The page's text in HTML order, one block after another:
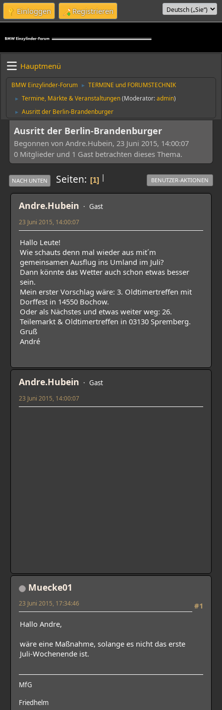
Einloggen Registrieren
Hauptmenü
BMW Einzylinder-Forum ► TERMINE und FORUMSTECHNIK
► Termine, Märkte & Veranstaltungen(Moderator:admin)
► Ausritt der Berlin-Brandenburger
Ausritt der Berlin-Brandenburger
Begonnen von Andre.Hubein, 23 Juni 2015, 14:00:07
0 Mitglieder und 1 Gast betrachten dieses Thema.
|
NACH UNTEN Seiten 1 BENUTZER-AKTIONEN
Andre.Hubein Gast
23 Juni 2015, 14:00:07
Hallo Leute!
Wie schauts denn mal wieder aus mit´m
gemeinsamen Ausflug ins Umland im Juli?
Dann könnte das Wetter auch schon etwas besser
sein.
Mein erster Vorschlag wäre: 3. Oldtimertreffen mit
Dorffest in 14550 Bochow.
Oder als Nächstes und etwas weiter weg: 26.
Teilemarkt & Oldtimertreffen in 03130 Spremberg.
Gruß
André
Andre.Hubein Gast
23 Juni 2015, 14:00:07
Muecke01
#1
23 Juni 2015, 17:34:46
Hallo Andre,
wäre eine Maßnahme, solange es nicht das erste
Juli-Wochenende ist.
MfG
Friedhelm